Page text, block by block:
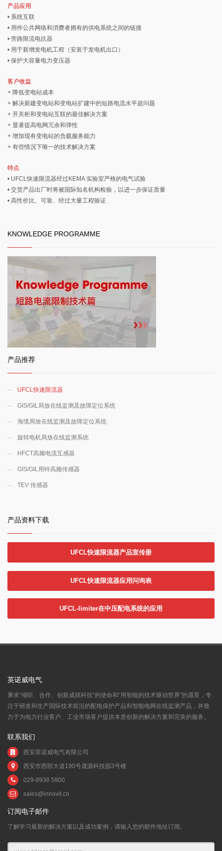
产品应用
• 系统互联
• 用作公共网络和消费者拥有的供电系统之间的链接
• 旁路限流电抗器
• 用于新增发电机工程（安装于发电机出口）
• 保护大容量电力变压器
客户收益
+ 降低变电站成本
+ 解决新建变电站和变电站扩建中的短路电流水平超问题
+ 开关柜和变电站互联的最佳解决方案
+ 显著提高电网冗余和弹性
+ 增加现有变电站的负载服务能力
+ 有些情况下唯一的技术解决方案
特点
• UFCL快速限流器经过KEMA 实验室严格的电气试验
• 交货产品出厂时将被国际知名机构检验，以进一步保证质量
• 高性价比、可靠、经过大量工程验证
KNOWLEDGE PROGRAMME
产品推荐
UFCL快速限流器
GIS/GIL局放在线监测及故障定位系统
海缆局放在线监测及故障定位系统
旋转电机局放在线监测系统
HFCT高频电流互感器
GIS/GIL用特高频传感器
TEV 传感器
产品资料下载
UFCL快速限流器产品宣传册
UFCL快速限流器应用问询表
UFCL-limiter在中压配电系统的应用
英诺威电气
秉承“倾听、合作、创新成就科技”的使命和“用智能的技术驱动世界”的愿景，专
注于研发和生产国际技术前沿的配电保护产品和智能电网在线监测产品，并致
力于为电力行业客户、工业市场客户提供本质创新的解决方案和完美的服务。
联系我们
西安英诺威电气有限公司
西安市西部大道190号晟源科技园3号楼
029-8938 5800
sales@innovit.cn
订阅电子邮件
了解学习最新的解决方案以及成功案例，请输入您的邮件地址订阅。